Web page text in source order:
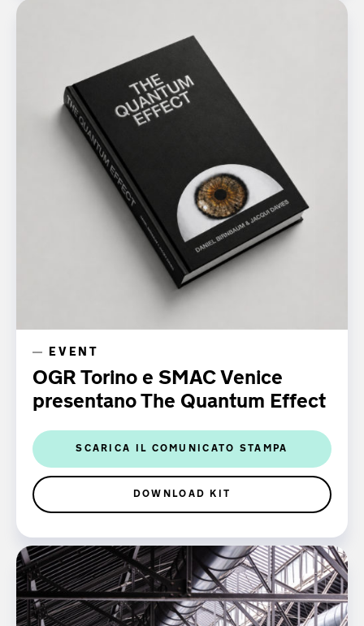
EVENT
OGR Torino e SMAC Venice
presentano The Quantum Effect
SCARICA IL COMUNICATO STAMPA
DOWNLOAD KIT